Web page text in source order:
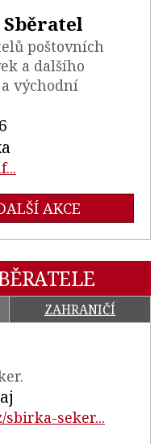
poštovních
a dalšího
východní
AKCE
ZAHRANIČÍ
sbirka-seker...